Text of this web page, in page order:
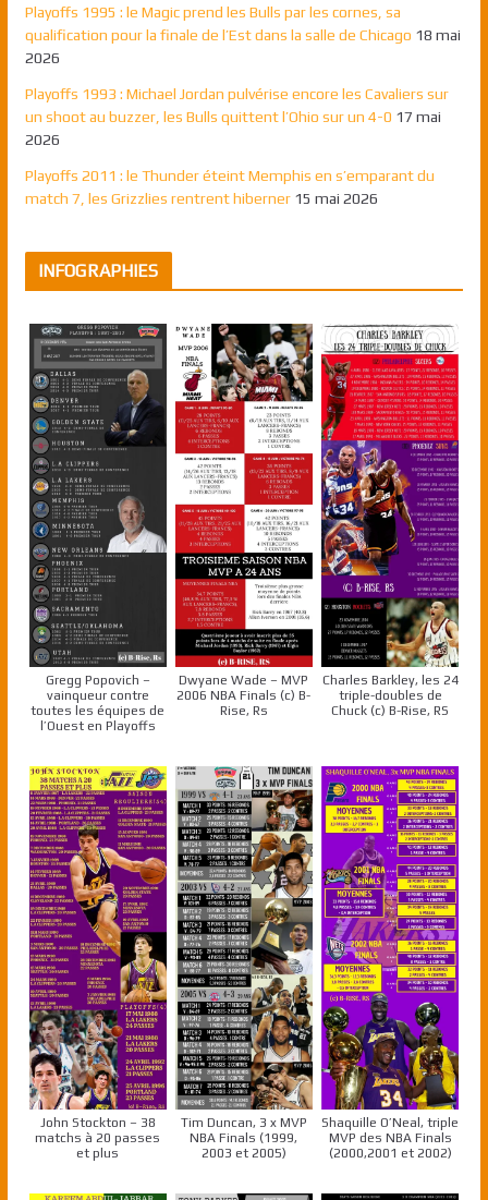
Playoffs 1995 : le Magic prend les Bulls par les cornes, sa
qualification pour la finale de l’Est dans la salle de Chicago 18 mai
2026
Playoffs 1993 : Michael Jordan pulvérise encore les Cavaliers sur
un shoot au buzzer, les Bulls quittent l’Ohio sur un 4-0 17 mai
2026
Playoffs 2011 : le Thunder éteint Memphis en s’emparant du
match 7, les Grizzlies rentrent hiberner 15 mai 2026
INFOGRAPHIES
Gregg Popovich –
vainqueur contre
toutes les équipes de
l’Ouest en Playoffs
Dwyane Wade – MVP
2006 NBA Finals (c) B-
Rise, Rs
Charles Barkley, les 24
triple-doubles de
Chuck (c) B-Rise, RS
John Stockton – 38
matchs à 20 passes
et plus
Tim Duncan, 3 x MVP
NBA Finals (1999,
2003 et 2005)
Shaquille O’Neal, triple
MVP des NBA Finals
(2000,2001 et 2002)